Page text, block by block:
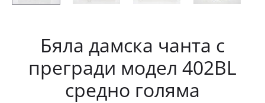
Бяла дамска чанта с
прегради модел 402BL
средно голяма